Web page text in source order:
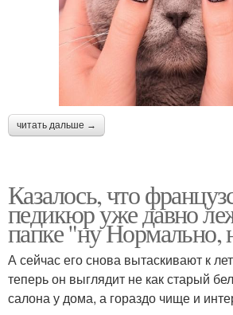
читать дальше →
Казалось, что
педикюр уже давно
папке "ну Нормально,
А сейчас его снова вытаскивают к
теперь он выглядит не как старый
салона у дома, а гораздо чище и